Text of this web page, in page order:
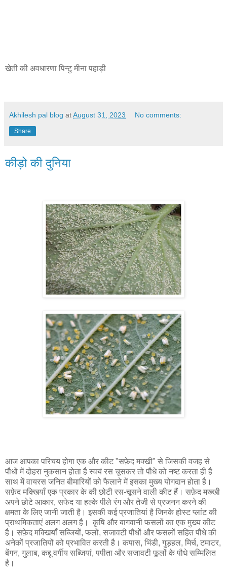
खेती की अवधारणा पिन्टु मीना पहाड़ी
Akhilesh pal blog atAugust 31, 2023 No comments:
Share
कीड़ो की दुनिया
आज आपका परिचय होगा एक और कीट "सफ़ेद मक्खी" से जिसकी वजह से
पौधों में दोहरा नुकसान होता है स्वयं रस चूसकर तो पौधे को नष्ट करता ही है
साथ में वायरस जनित बीमारियों को फैलाने में इसका मुख्य योगदान होता है।
सफ़ेद मक्खियाँ एक प्रकार के की छोटी रस-चूसने वाली कीट हैं। सफ़ेद मख्खी
अपने छोटे आकार, सफेद या हल्के पीले रंग और तेजी से प्रजनन करने की
क्षमता के लिए जानी जाती है। इसकी कई प्रजातियां है जिनके होस्ट प्लांट की
प्राथमिकताएं अलग अलग है। कृषि और बागवानी फसलों का एक मुख्य कीट
है। सफ़ेद मक्खियाँ सब्जियों, फलों, सजावटी पौधों और फसलों सहित पौधे की
अनेकों प्रजातियों को प्रभावित करती है। कपास, भिंडी, गुड़हल, मिर्च, टमाटर,
बेंगन, गुलाब, कद्दू वर्गीय सब्जियां, पपीता और सजावटी फूलों के पौधे सम्मिलित
है।